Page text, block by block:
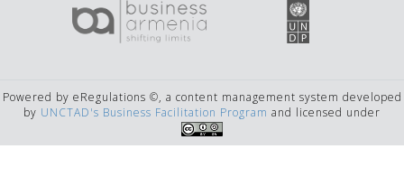
Powered by eRegulations ©, a content management system developed
by UNCTAD's Business Facilitation Program and licensed under